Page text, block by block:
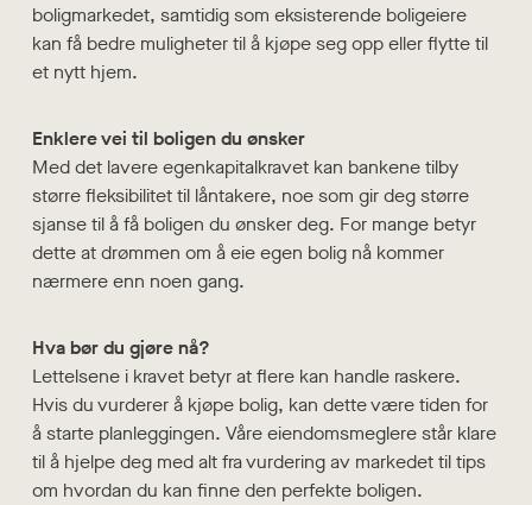
boligmarkedet, samtidig som eksisterende boligeiere
kan få bedre muligheter til å kjøpe seg opp eller flytte til
et nytt hjem.
Enklere vei til boligen du ønsker
Med det lavere egenkapitalkravet kan bankene tilby
større fleksibilitet til låntakere, noe som gir deg større
sjanse til å få boligen du ønsker deg. For mange betyr
dette at drømmen om å eie egen bolig nå kommer
nærmere enn noen gang.
Hva bør du gjøre nå?
Lettelsene i kravet betyr at flere kan handle raskere.
Hvis du vurderer å kjøpe bolig, kan dette være tiden for
å starte planleggingen. Våre eiendomsmeglere står klare
til å hjelpe deg med alt fra vurdering av markedet til tips
om hvordan du kan finne den perfekte boligen.